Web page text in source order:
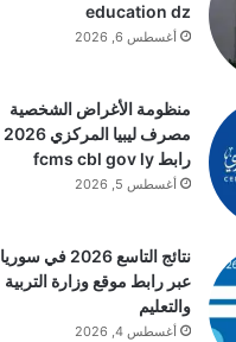
education dz
أغسطس 6, 2026
منظومة الأغراض الشخصية
مصرف ليبيا المركزي 2026
رابط fcms cbl gov ly
أغسطس 5, 2026
نتائج التاسع 2026 في سوريا
عبر رابط موقع وزارة التربية
والتعليم
أغسطس 4, 2026